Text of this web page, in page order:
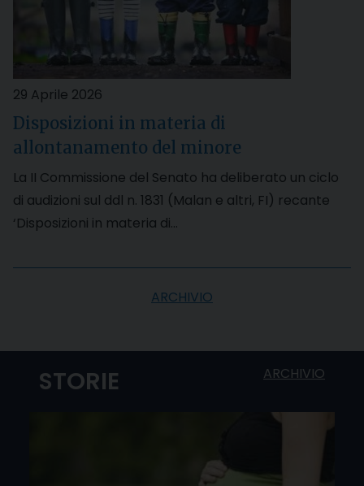
29 Aprile 2026
Disposizioni in materia di
allontanamento del minore
La II Commissione del Senato ha deliberato un ciclo
di audizioni sul ddl n. 1831 (Malan e altri, FI) recante
‘Disposizioni in materia di…
ARCHIVIO
ARCHIVIO
STORIE